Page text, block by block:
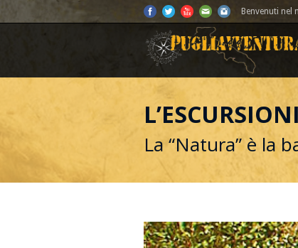
Benvenuti nel
La “Natura” è la